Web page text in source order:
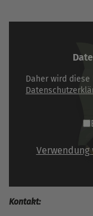
Daher wird
Verwendung
Kontakt: